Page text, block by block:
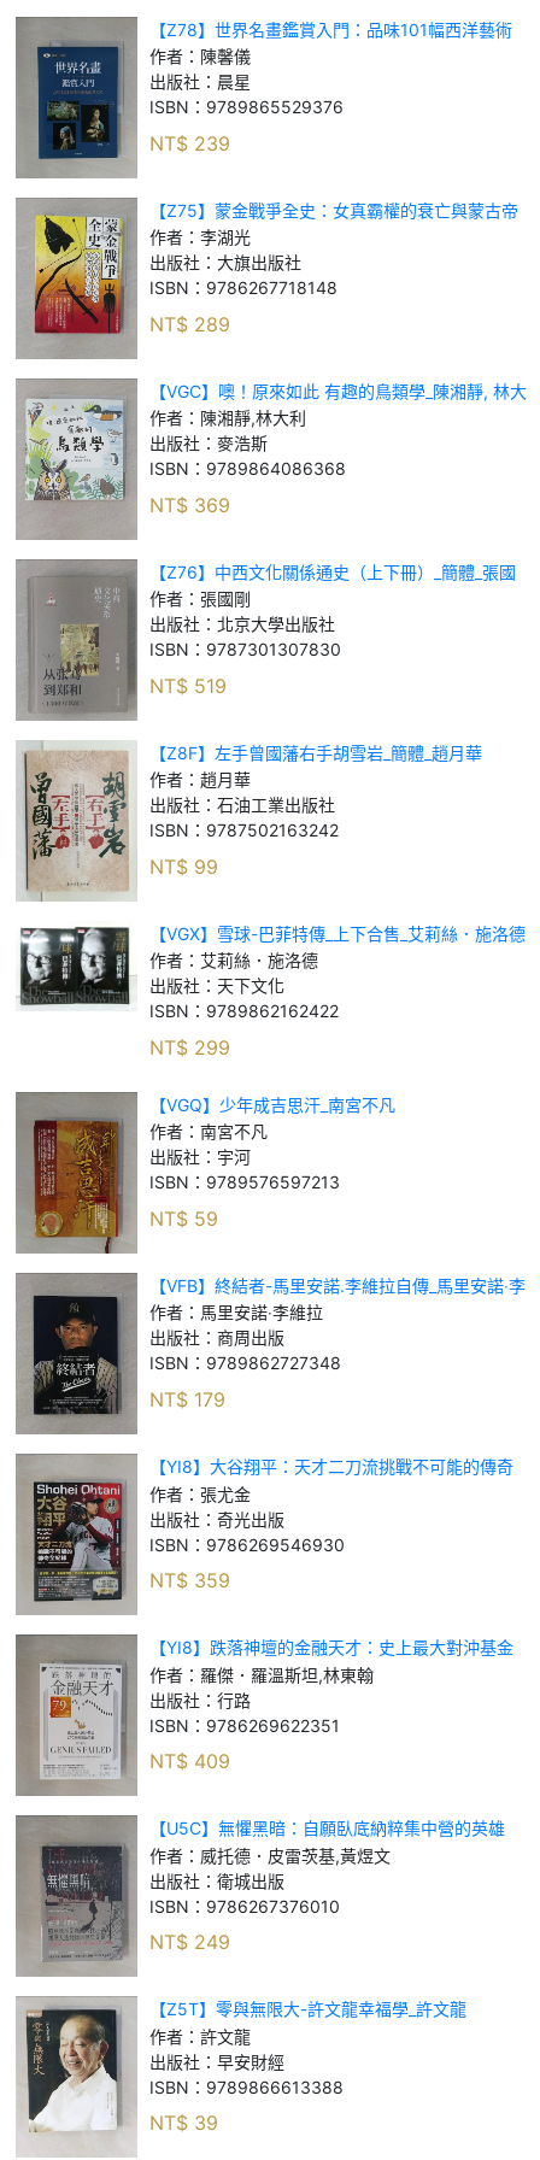
【Z78】世界名畫鑑賞入門：品味101幅西洋藝術
經典之美_陳馨儀
作者： 陳馨儀
出版社： 晨星
ISBN： 9789865529376
NT$ 239
【Z75】蒙金戰爭全史：女真霸權的衰亡與蒙古帝
國的崛起_李湖光
作者： 李湖光
出版社： 大旗出版社
ISBN： 9786267718148
NT$ 289
【VGC】噢！原來如此 有趣的鳥類學_陳湘靜, 林大
利
作者： 陳湘靜,林大利
出版社： 麥浩斯
ISBN： 9789864086368
NT$ 369
【Z76】中西文化關係通史（上下冊）_簡體_張國
剛
作者： 張國剛
出版社： 北京大學出版社
ISBN： 9787301307830
NT$ 519
【Z8F】左手曾國藩右手胡雪岩_簡體_趙月華
作者： 趙月華
出版社： 石油工業出版社
ISBN： 9787502163242
NT$ 99
【VGX】雪球-巴菲特傳_上下合售_艾莉絲．施洛德
作者： 艾莉絲．施洛德
出版社： 天下文化
ISBN： 9789862162422
NT$ 299
【VGQ】少年成吉思汗_南宮不凡
作者： 南宮不凡
出版社： 宇河
ISBN： 9789576597213
NT$ 59
【VFB】終結者-馬里安諾.李維拉自傳_馬里安諾‧李
維拉
作者： 馬里安諾‧李維拉
出版社： 商周出版
ISBN： 9789862727348
NT$ 179
【YI8】大谷翔平：天才二刀流挑戰不可能的傳奇
全紀錄_張尤金
作者： 張尤金
出版社： 奇光出版
ISBN： 9786269546930
NT$ 359
【YI8】跌落神壇的金融天才：史上最大對沖基金
LTCM興衰啟示錄_羅傑．羅溫斯坦, 林東翰
作者： 羅傑．羅溫斯坦,林東翰
出版社： 行路
ISBN： 9786269622351
NT$ 409
【U5C】無懼黑暗：自願臥底納粹集中營的英雄
【全新修訂版】_威托德．皮雷茨基, 黃煜文
作者： 威托德．皮雷茨基,黃煜文
出版社： 衛城出版
ISBN： 9786267376010
NT$ 249
【Z5T】零與無限大-許文龍幸福學_許文龍
作者： 許文龍
出版社： 早安財經
ISBN： 9789866613388
NT$ 39